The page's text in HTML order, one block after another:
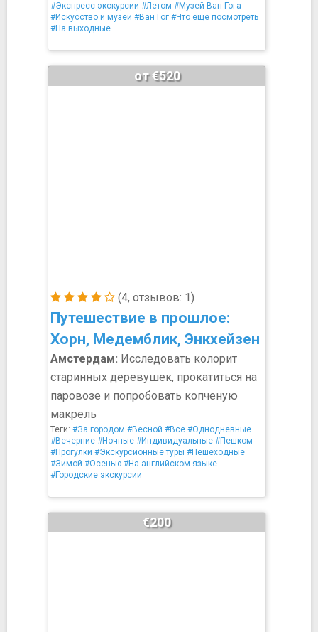
#Экспресс-экскурсии #Летом #Музей Ван Гога
#Искусство и музеи #Ван Гог #Что ещё посмотреть
#На выходные
(4, отзывов: 1)
Путешествие в прошлое:
Хорн, Медемблик, Энкхейзен
от €520
Амстердам: Исследовать колорит
старинных деревушек, прокатиться на
паровозе и попробовать копченую
макрель
Теги: #За городом #Весной #Все #Однодневные
#Вечерние #Ночные #Индивидуальные #Пешком
#Прогулки #Экскурсионные туры #Пешеходные
#Зимой #Осенью #На английском языке
#Городские экскурсии
€200